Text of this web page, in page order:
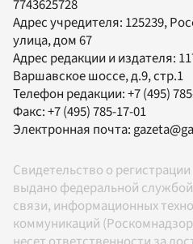
7743625728
Адрес учредителя: 125239,
улица, дом 67
Адрес редакции и издателя:
Варшавское шоссе, д.9, стр.1
Телефон редакции:+7 (495)
Факс:+7 (495) 785-17-01
Электронная почта:
Свидетельство о
выдано федеральной
связи, информационных
коммуникаций